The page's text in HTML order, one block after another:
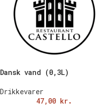
Dansk vand (0,3L)
Drikkevarer
47,00 kr.